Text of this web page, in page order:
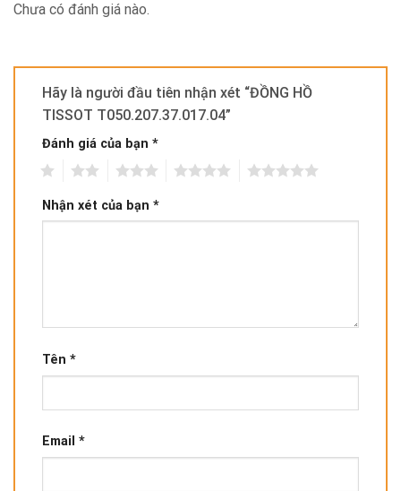
Chưa có đánh giá nào.
Hãy là người đầu tiên nhận xét “ĐỒNG HỒ
TISSOT T050.207.37.017.04”
Đánh giá của bạn *
Nhận xét của bạn *
Tên *
Email *